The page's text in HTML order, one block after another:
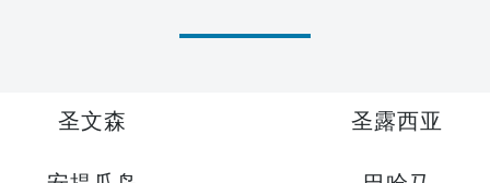
圣文森 圣露西亚